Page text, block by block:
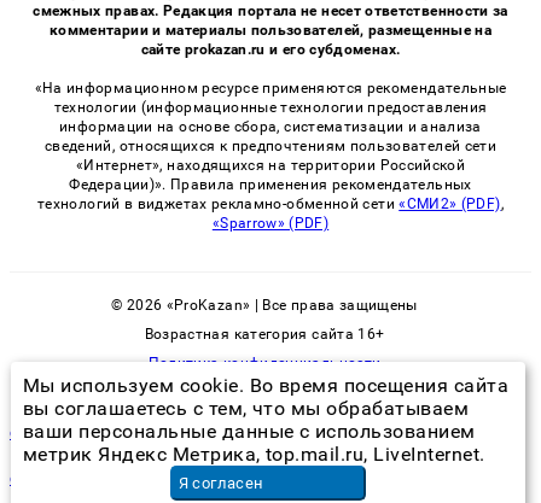
смежных правах. Редакция портала не несет ответственности за
комментарии и материалы пользователей, размещенные на
сайте prokazan.ru и его субдоменах.
«На информационном ресурсе применяются рекомендательные
технологии (информационные технологии предоставления
информации на основе сбора, систематизации и анализа
сведений, относящихся к предпочтениям пользователей сети
«Интернет», находящихся на территории Российской
Федерации)». Правила применения рекомендательных
технологий в виджетах рекламно-обменной сети«СМИ2» (PDF),
«Sparrow» (PDF)
© 2026 «ProKazan» | Все права защищены
Возрастная категория сайта 16+
Политика конфиденциальности
сэс лобня официальный сайт
строгая фотосессия
Мы используем cookie. Во время посещения сайта
вы соглашаетесь с тем, что мы обрабатываем
ваши персональные данные с использованием
метрик Яндекс Метрика, top.mail.ru, LiveInternet.
Я согласен